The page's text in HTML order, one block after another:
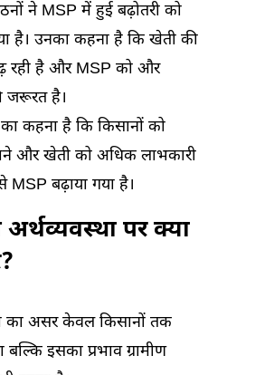
ने MSP में हुई बढ़ोतरी को
है। उनका कहना है कि खेती की
रही है और MSP को और
जरूरत है।
कहना है कि किसानों को
और खेती को अधिक लाभकारी
MSP बढ़ाया गया है।
अर्थव्यवस्था पर क्या
का असर केवल किसानों तक
बल्कि इसका प्रभाव ग्रामीण